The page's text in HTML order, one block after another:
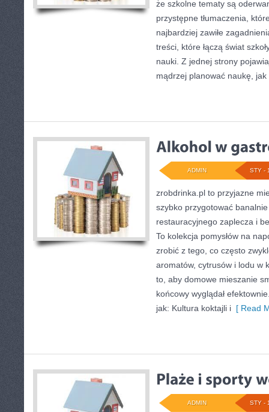
że szkolne tematy są
przystępne tłumaczenia,
najbardziej zawiłe
treści, które łączą świat
nauki. Z jednej strony
mądrzej planować naukę, jak
STY -
ADMIN
zrobdrinka.pl to przyjazne
szybko przygotować
restauracyjnego zaplecza i
To kolekcja pomysłów na
zrobić z tego, co często
aromatów, cytrusów i lodu w
to, aby domowe mieszanie
końcowy wyglądał
jak: Kultura koktajli i [ Read
STY -
ADMIN